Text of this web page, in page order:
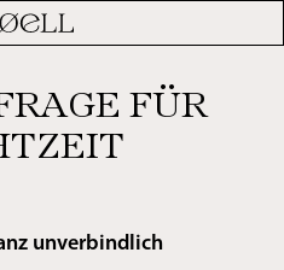
FÜR
unverbindlich